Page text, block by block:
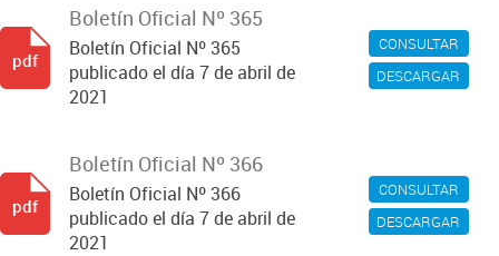
CONSULTAR
DESCARGAR
Boletín Oficial Nº 365
Boletín Oficial Nº 365
publicado el día 7 de abril de
2021
pdf
CONSULTAR
DESCARGAR
Boletín Oficial Nº 366
Boletín Oficial Nº 366
publicado el día 7 de abril de
2021
pdf